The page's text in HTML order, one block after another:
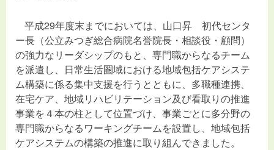
平成29年度末までにおいては、山口昇 初代センタ
ー長（公立みつぎ総合病院名誉院長・相談役・顧問）
の強力なリーダシップのもと、専門職からなるチーム
を派遣し、日常生活圏域における地域包括ケアシステ
ム構築に係る集中支援を行うとともに、多職種連携、
在宅ケア、地域リハビリテーション及び看取りの推進
事業を４本の柱として位置づけ、事業ごとに多分野の
専門職からなるワーキングチームを設置し、地域包括
ケアシステムの構築の推進に取り組んできました。